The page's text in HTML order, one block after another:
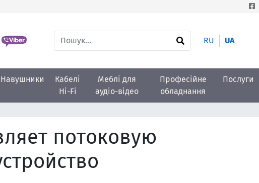
RU UA
Навушники
Кабелі
Hi-Fi
Меблі для
аудіо-відео
Професійне
обладнання
Послуги
потоковую